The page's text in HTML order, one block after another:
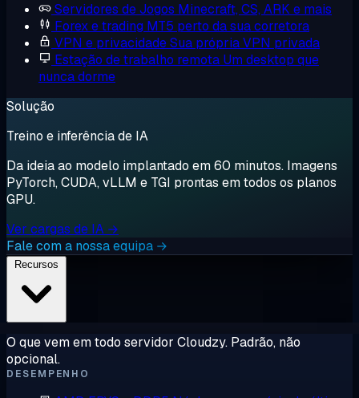
Servidores de Jogos Minecraft, CS, ARK e mais
Forex e trading MT5 perto da sua corretora
VPN e privacidadeSua própria VPN privada
Estação de trabalho remota Um desktop que
nunca dorme
Solução
Treino e inferência de IA
Da ideia ao modelo implantado em 60 minutos. Imagens
PyTorch, CUDA, vLLM e TGI prontas em todos os planos
GPU.
Ver cargas de IA →
Fale com a nossa equipa →
O que vem em todo servidor Cloudzy. Padrão, não
opcional.
DESEMPENHO